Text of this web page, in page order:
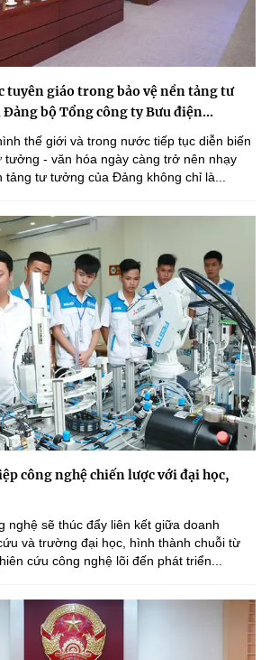
tuyên giáo trong bảo vệ nền tảng tư
bộ Tổng công ty Bưu điện...
thế giới và trong nước tiếp tục diễn biến
tưởng - văn hóa ngày càng trở nên nhạy
tảng tư tưởng của Đảng không chỉ là...
công nghệ chiến lược với đại học,
nghệ sẽ thúc đẩy liên kết giữa doanh
và trường đại học, hình thành chuỗi từ
cứu công nghệ lõi đến phát triển...